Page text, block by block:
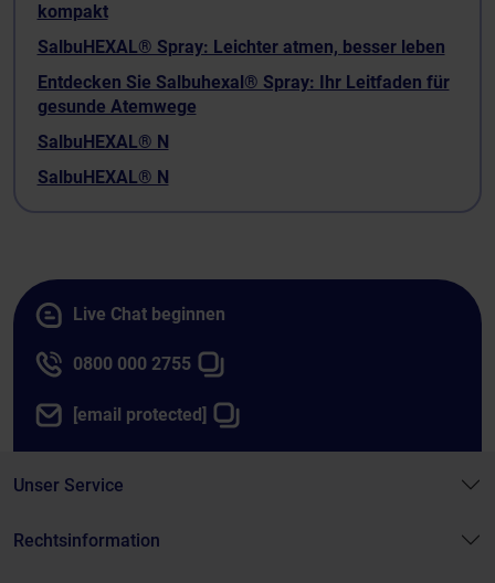
kompakt
SalbuHEXAL® Spray: Leichter atmen, besser leben
Entdecken Sie Salbuhexal® Spray: Ihr Leitfaden für
gesunde Atemwege
SalbuHEXAL® N
SalbuHEXAL® N
Live Chat beginnen
0800 000 2755
[email protected]
Unser Service
Rechtsinformation